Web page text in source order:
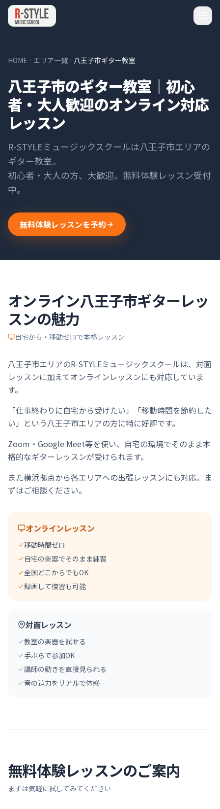
HOME エリア一覧 八王子市ギター教室
八王子市のギター教室｜初心
者・大人歓迎のオンライン対応
レッスン
R-STYLEミュージックスクールは八王子市エリアの
ギター教室。
初心者・大人の方、大歓迎。無料体験レッスン受付
中。
無料体験レッスンを予約
オンライン八王子市ギターレッ
スンの魅力
自宅から・移動ゼロで本格レッスン
八王子市エリアのR-STYLEミュージックスクールは、対面
レッスンに加えてオンラインレッスンにも対応していま
す。
「仕事終わりに自宅から受けたい」「移動時間を節約した
い」という八王子市エリアの方に特に好評です。
Zoom・Google Meet等を使い、自宅の環境でそのまま本
格的なギターレッスンが受けられます。
また横浜拠点から各エリアへの出張レッスンにも対応。ま
ずはご相談ください。
オンラインレッスン
移動時間ゼロ
自宅の楽器でそのまま練習
全国どこからでもOK
録画して復習も可能
対面レッスン
教室の楽器を試せる
手ぶらで参加OK
講師の動きを直接見られる
音の迫力をリアルで体感
無料体験レッスンのご案内
まずは気軽に試してみてください